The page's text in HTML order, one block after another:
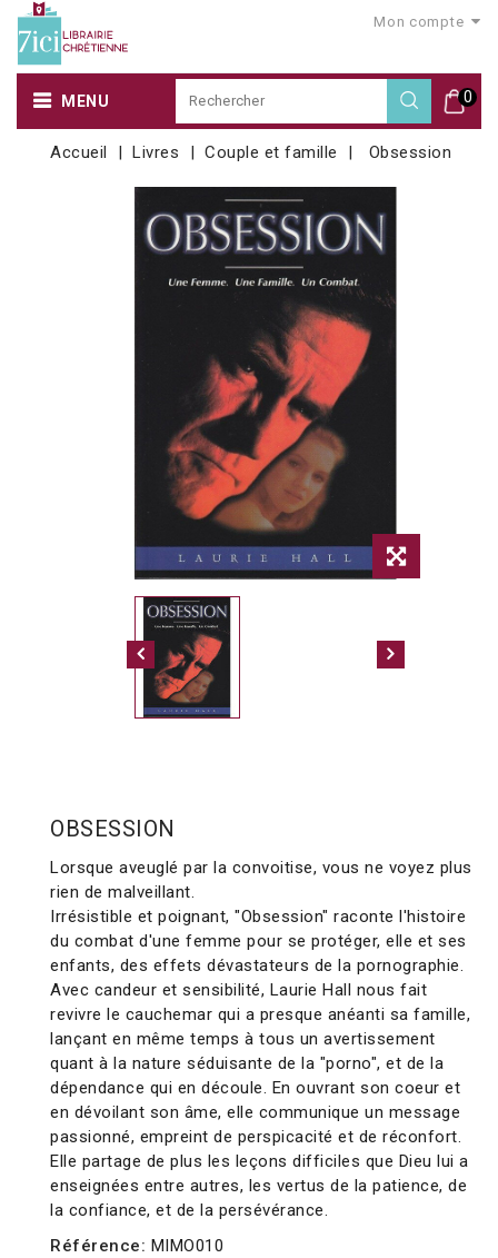
Mon compte
0
MENU
Accueil Livres Couple et famille Obsession
OBSESSION
Lorsque aveuglé par la convoitise, vous ne voyez plus
rien de malveillant.
Irrésistible et poignant, "Obsession" raconte l'histoire
du combat d'une femme pour se protéger, elle et ses
enfants, des effets dévastateurs de la pornographie.
Avec candeur et sensibilité, Laurie Hall nous fait
revivre le cauchemar qui a presque anéanti sa famille,
lançant en même temps à tous un avertissement
quant à la nature séduisante de la "porno", et de la
dépendance qui en découle. En ouvrant son coeur et
en dévoilant son âme, elle communique un message
passionné, empreint de perspicacité et de réconfort.
Elle partage de plus les leçons difficiles que Dieu lui a
enseignées entre autres, les vertus de la patience, de
la confiance, et de la persévérance.
Référence: MIMO010